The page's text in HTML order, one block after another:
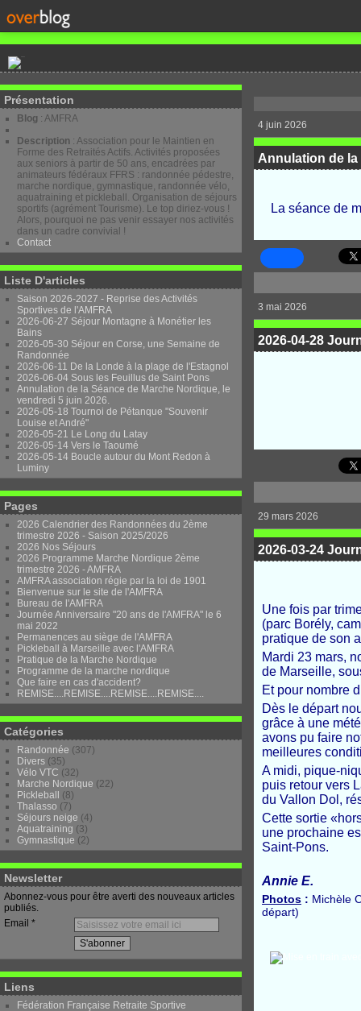
Présentation
Blog : AMFRA
Description : Association pour le Maintien en
Forme des Retraités Actifs. Activités proposées
aux seniors à partir de 50 ans, encadrées par
animateurs fédéraux FFRS : randonnée pédestre,
marche nordique, gymnastique, randonnée vélo,
aquatraining et pickleball. Organisation de séjours
sportifs (agrément Tourisme). Le top diriez-vous !
Alors, pourquoi ne pas venir essayer nos activités
dans un cadre convivial !
Contact
Liste D'articles
Saison 2026-2027 - Reprise des Activités
Sportives de l'AMFRA
2026-06-27 Séjour Montagne à Monétier les
Bains
2026-05-30 Séjour en Corse, une Semaine de
Randonnée
2026-06-11 De la Londe à la plage de l'Estagnol
2026-06-04 Sous les Feuillus de Saint Pons
Annulation de la Séance de Marche Nordique, le
vendredi 5 juin 2026.
2026-05-18 Tournoi de Pétanque "Souvenir
Louise et André"
2026-05-21 Le Long du Latay
2026-05-14 Vers le Taoumé
2026-05-14 Boucle autour du Mont Redon à
Luminy
Pages
2026 Calendrier des Randonnées du 2ème
trimestre 2026 - Saison 2025/2026
2026 Nos Séjours
2026 Programme Marche Nordique 2ème
trimestre 2026 - AMFRA
AMFRA association régie par la loi de 1901
Bienvenue sur le site de l'AMFRA
Bureau de l'AMFRA
Journée Anniversaire "20 ans de l'AMFRA" le 6
mai 2022
Permanences au siège de l'AMFRA
Pickleball à Marseille avec l'AMFRA
Pratique de la Marche Nordique
Programme de la marche nordique
Que faire en cas d'accident?
REMISE....REMISE....REMISE....REMISE....
Catégories
Randonnée (307)
Divers (35)
Vélo VTC (32)
Marche Nordique (22)
Pickleball
(8)
Thalasso (7)
Séjours neige (4)
Aquatraining (3)
Gymnastique (2)
Newsletter
Abonnez-vous pour être averti des nouveaux articles
publiés.
Email
Liens
Fédération Française Retraite Sportive
4 juin 2026
Annulation de la
La séance de
3 mai 2026
2026-04-28
29 mars 2026
2026-03-24
Une fois par
(parc Borély,
pratique de son
Mardi 23 mars,
de Marseille,
Et pour nombre
Dès le départ
grâce à une
avons pu faire
meilleures
A midi, pique-
puis retour vers
du Vallon Dol,
Cette sortie
une prochaine
Saint-Pons.
Annie E.
Photos : Michèle
départ)